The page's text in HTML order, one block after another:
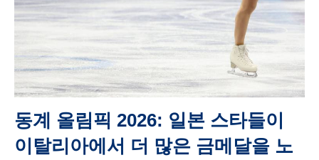
동계 올림픽 2026: 일본 스타들이
이탈리아에서 더 많은 금메달을 노